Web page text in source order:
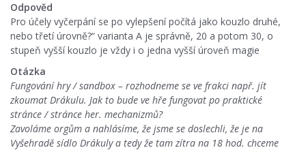
Odpověd
Pro účely vyčerpání se po vylepšení počítá jako kouzlo druhé,
nebo třetí úrovně?“ varianta A je správně, 20 a potom 30, o
stupeň vyšší kouzlo je vždy i o jedna vyšší úroveň magie
Otázka
Fungování hry / sandbox – rozhodneme se ve frakci např. jít
zkoumat Drákulu. Jak to bude ve hře fungovat po praktické
stránce / stránce her. mechanizmů?
Zavoláme orgům a nahlásíme, že jsme se doslechli, že je na
Vyšehradě sídlo Drákuly a tedy že tam zítra na 18 hod. chceme